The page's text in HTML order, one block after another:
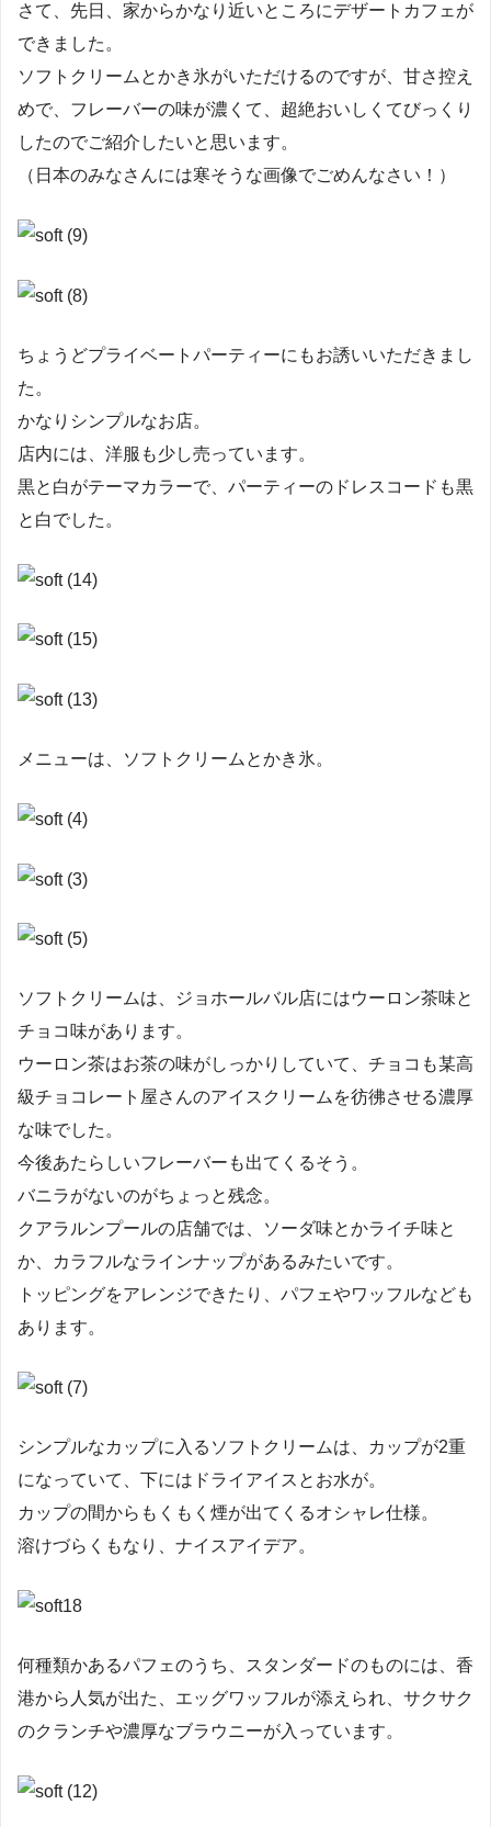
さて、先日、家からかなり近いところにデザートカフェが
できました。
ソフトクリームとかき氷がいただけるのですが、甘さ控え
めで、フレーバーの味が濃くて、超絶おいしくてびっくり
したのでご紹介したいと思います。
（日本のみなさんには寒そうな画像でごめんなさい！）
ちょうどプライベートパーティーにもお誘いいただきまし
た。
かなりシンプルなお店。
店内には、洋服も少し売っています。
黒と白がテーマカラーで、パーティーのドレスコードも黒
と白でした。
メニューは、ソフトクリームとかき氷。
ソフトクリームは、ジョホールバル店にはウーロン茶味と
チョコ味があります。
ウーロン茶はお茶の味がしっかりしていて、チョコも某高
級チョコレート屋さんのアイスクリームを彷彿させる濃厚
な味でした。
今後あたらしいフレーバーも出てくるそう。
バニラがないのがちょっと残念。
クアラルンプールの店舗では、ソーダ味とかライチ味と
か、カラフルなラインナップがあるみたいです。
トッピングをアレンジできたり、パフェやワッフルなども
あります。
シンプルなカップに入るソフトクリームは、カップが2重
になっていて、下にはドライアイスとお水が。
カップの間からもくもく煙が出てくるオシャレ仕様。
溶けづらくもなり、ナイスアイデア。
何種類かあるパフェのうち、スタンダードのものには、香
港から人気が出た、エッグワッフルが添えられ、サクサク
のクランチや濃厚なブラウニーが入っています。